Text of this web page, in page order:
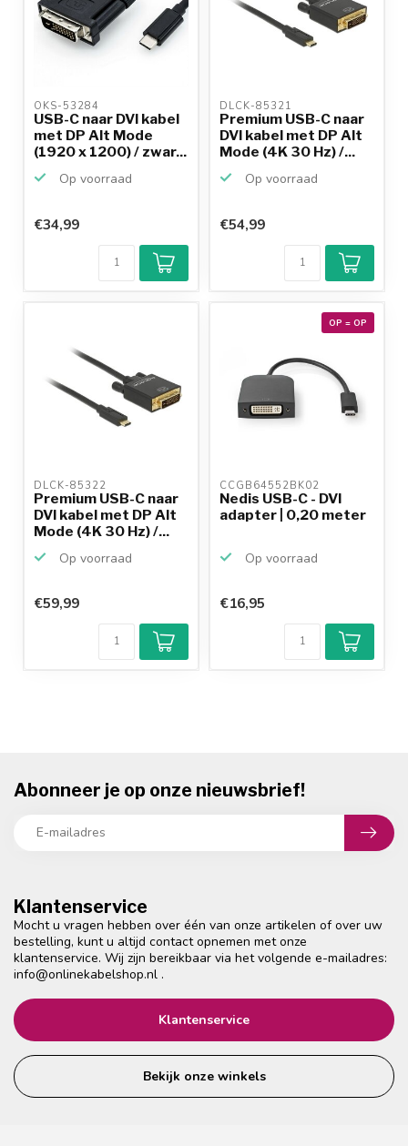
OKS-53284
USB-C naar DVI kabel
met DP Alt Mode
(1920 x 1200) / zwar...
Op voorraad
€34,99
DLCK-85321
Premium USB-C naar
DVI kabel met DP Alt
Mode (4K 30 Hz) /...
Op voorraad
€54,99
DLCK-85322
Premium USB-C naar
DVI kabel met DP Alt
Mode (4K 30 Hz) /...
Op voorraad
€59,99
OP = OP
CCGB64552BK02
Nedis USB-C - DVI
adapter | 0,20 meter
Op voorraad
€16,95
Klantenservice
Mocht u vragen hebben over één van onze artikelen of over uw
bestelling, kunt u altijd contact opnemen met onze
klantenservice. Wij zijn bereikbaar via het volgende e-mailadres:
info@onlinekabelshop.nl .
Klantenservice
Bekijk onze winkels
Abonneer je op onze nieuwsbrief!